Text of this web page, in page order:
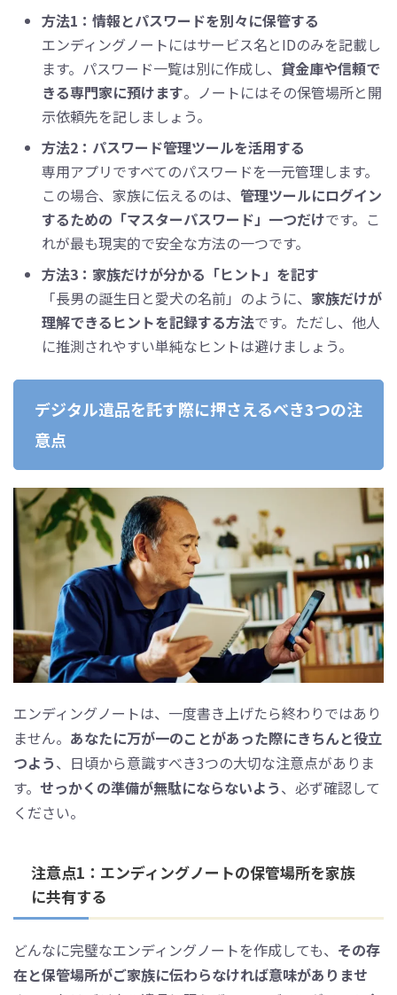
方法1：情報とパスワードを別々に保管する
エンディングノートにはサービス名とIDのみを記載し
ます。パスワード一覧は別に作成し、 貸金庫や信頼で
きる専門家に預けます。ノートにはその保管場所と開
示依頼先を記しましょう。
方法2：パスワード管理ツールを活用する
専用アプリですべてのパスワードを一元管理します。
この場合、家族に伝えるのは、 管理ツールにログイン
するための「マスターパスワード」一つだけです。こ
れが最も現実的で安全な方法の一つです。
方法3：家族だけが分かる「ヒント」を記す
「長男の誕生日と愛犬の名前」のように、 家族だけが
理解できるヒントを記録する方法です。ただし、他人
に推測されやすい単純なヒントは避けましょう。
デジタル遺品を託す際に押さえるべき3つの注
意点
エンディングノートは、一度書き上げたら終わりではあり
ません。 あなたに万が一のことがあった際にきちんと役立
つよう、日頃から意識すべき3つの大切な注意点がありま
す。 せっかくの準備が無駄にならないよう、必ず確認して
ください。
注意点1：エンディングノートの保管場所を家族
に共有する
どんなに完璧なエンディングノートを作成しても、 その存
在と保管場所がご家族に伝わらなければ意味がありませ